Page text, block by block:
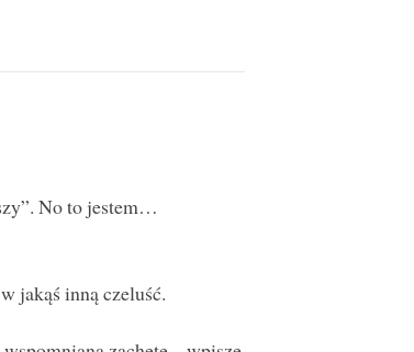
No to jestem…
jakąś inną czeluść.